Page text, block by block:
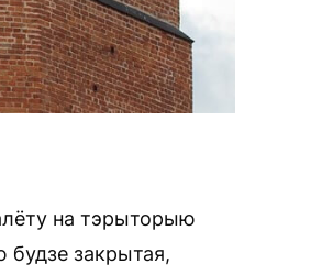
на тэрыторыю
закрытая,